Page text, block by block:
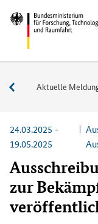
Direkt
zum
Inhalt
(Eingabetaste)
Direkt
zum
Hauptmenu
(Eingabetaste)
Direkt
zur
Suche
(Eingabetaste)
Direkt
zur
Fußleiste
(Enter)
Bundesministerium
und
Service
Aktuelle
24.03.2025 -
19.05.2025
zur